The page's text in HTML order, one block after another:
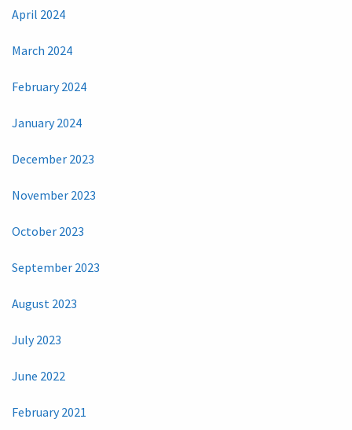
April 2024
March 2024
February 2024
January 2024
December 2023
November 2023
October 2023
September 2023
August 2023
July 2023
June 2022
February 2021